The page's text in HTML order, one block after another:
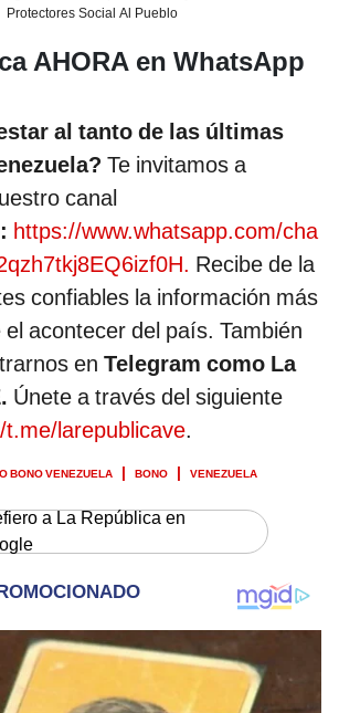
Protectores Social Al Pueblo
AHORA en WhatsApp
al tanto de las últimas
Te invitamos a
canal
https://www.whatsapp.com/cha
Recibe de la
confiables la información más
acontecer del país. También
en Telegram como La
Únete a través del siguiente
larepublicave.
BONO VENEZUELA BONO VENEZUELA
a La República en